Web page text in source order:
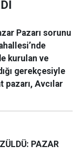
Pazarı sorunu
kurulan ve
gerekçesiyle
pazarı, Avcılar
PAZAR